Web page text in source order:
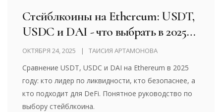
Стейблкоины на Ethereum: USDT,
USDC и DAI - что выбрать в 2025
году
ОКТЯБРЯ 24, 2025 ТАИСИЯ АРТАМОНОВА
Сравнение USDT, USDC и DAI на Ethereum в 2025
году: кто лидер по ликвидности, кто безопаснее, а
кто подходит для DeFi. Понятное руководство по
выбору стейблкоина.